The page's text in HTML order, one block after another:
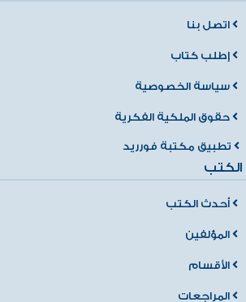
اتصل بنا
إطلب كتاب
سياسة الخصوصية
حقوق الملكية الفكرية
تطبيق مكتبة فورريد
الكتب
أحدث الكتب
المؤلفين
الأقسام
المراجعات